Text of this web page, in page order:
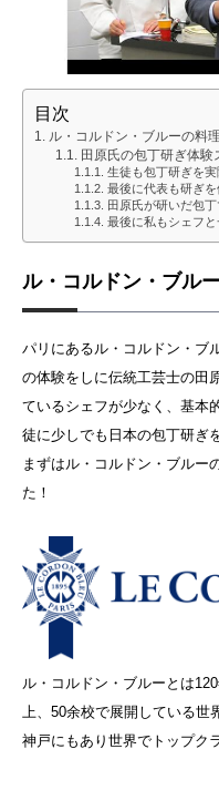
目次
ル・コルドン・ブルーの料
田原氏の包丁研ぎ体験
生徒も包丁研ぎを実
最後に代表も研ぎを
田原氏が研いだ包
最後に私もシェフと
ル・コルドン・ブル
パリにあるル・コルドン・ブ
の体験をしに伝統工芸士の田
ているシェフが少なく、基本
徒に少しでも日本の包丁研ぎ
まずはル・コルドン・ブルー
た！
ル・コルドン・ブルーとは
上、50余校で展開している世
神戸にもあり世界でトップク